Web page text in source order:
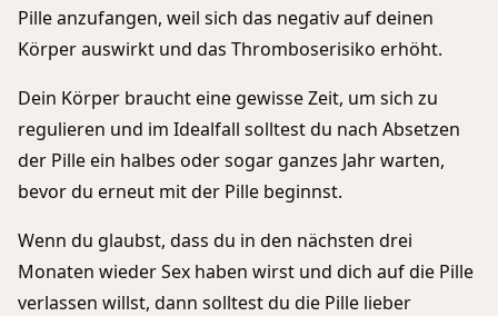
Pille anzufangen, weil sich das negativ auf deinen
Körper auswirkt und das Thromboserisiko erhöht.
Dein Körper braucht eine gewisse Zeit, um sich zu
regulieren und im Idealfall solltest du nach Absetzen
der Pille ein halbes oder sogar ganzes Jahr warten,
bevor du erneut mit der Pille beginnst.
Wenn du glaubst, dass du in den nächsten drei
Monaten wieder Sex haben wirst und dich auf die Pille
verlassen willst, dann solltest du die Pille lieber